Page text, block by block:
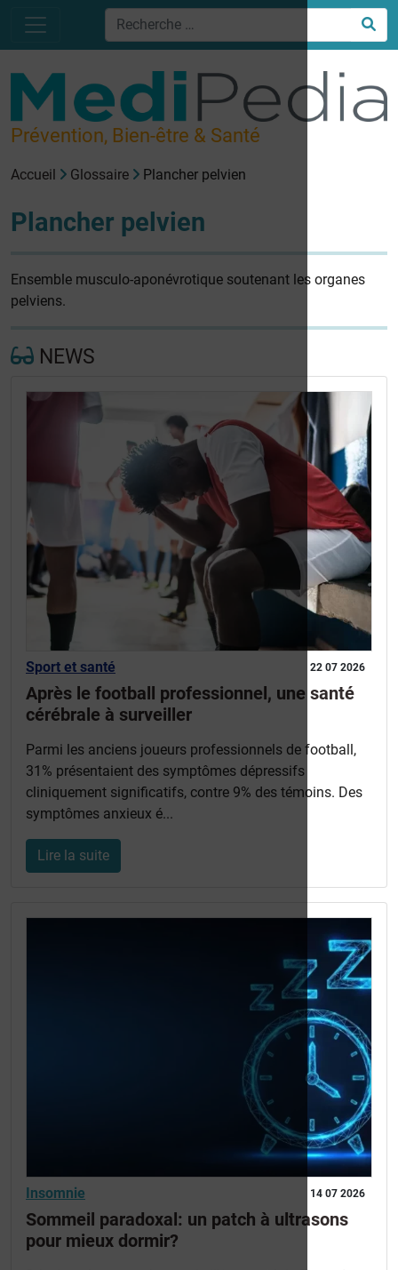
Prévention, Bien-être & Santé
Accueil Glossaire Plancher pelvien
Plancher pelvien
Ensemble musculo-aponévrotique soutenant les organes
pelviens.
NEWS
22 07 2026
Sport et santé
Après le football professionnel, une santé
cérébrale à surveiller
Parmi les anciens joueurs professionnels de football,
31% présentaient des symptômes dépressifs
cliniquement significatifs, contre 9% des témoins. Des
symptômes anxieux é...
Lire la suite
14 07 2026
Insomnie
Sommeil paradoxal: un patch à ultrasons
pour mieux dormir?